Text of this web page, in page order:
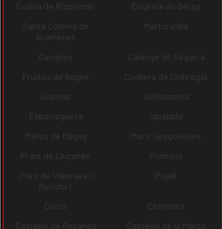
Eulàlia de Riuprimer
Eugènia de Berga
Santa Coloma de
Gramenet
Martorelles
Campins
Calonge de Segarra
Fruitós de Bages
Corbera de Llobregat
Copons
Collsuspina
Esparreguera
Igualada
Mateu de Bages
Martí Sesgueioles
Prats de Lluçanès
Pontons
Pont de Vilomara i
Rocafort
Pujalt
Cercs
Centelles
Castellví de Rosanes
Castellví de la Marca